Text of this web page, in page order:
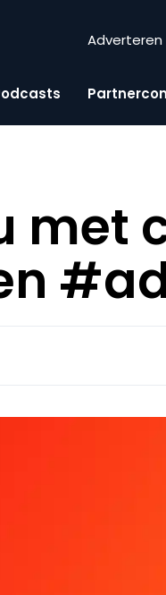
Adverteren
met